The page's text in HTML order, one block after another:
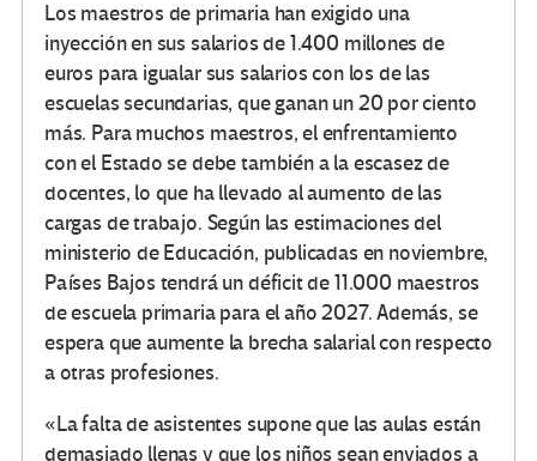
Los maestros de primaria han exigido una
inyección en sus salarios de 1.400 millones de
euros para igualar sus salarios con los de las
escuelas secundarias, que ganan un 20 por ciento
más. Para muchos maestros, el enfrentamiento
con el Estado se debe también a la escasez de
docentes, lo que ha llevado al aumento de las
cargas de trabajo. Según las estimaciones del
ministerio de Educación, publicadas en noviembre,
Países Bajos tendrá un déficit de 11.000 maestros
de escuela primaria para el año 2027. Además, se
espera que aumente la brecha salarial con respecto
a otras profesiones.
«La falta de asistentes supone que las aulas están
demasiado llenas y que los niños sean enviados a